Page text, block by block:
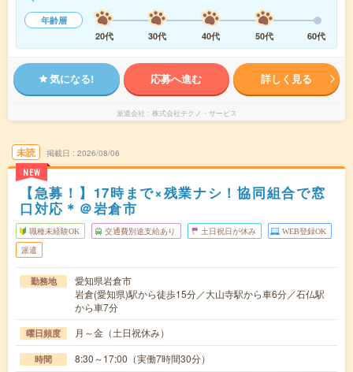
年齢層
20代
30代 40代 50代 60代
気になる! 応募へ進む 詳しく見る
派遣会社 株式会社テクノ・サービス
未読
NEW
掲載日 2026/08/06
【急募！】17時まで×残業ナシ！協同組合で窓
口対応＊＠岩倉市
職種未経験OK 交通費別途支給あり 土日祝日が休み WEB登録OK
派遣
勤務地
愛知県岩倉市
岩倉(愛知県)駅から徒歩15分／大山寺駅から車6分／石仏駅
から車7分
曜日頻度 月～金（土日祝休み）
時間 8:30～17:00（実働7時間30分）